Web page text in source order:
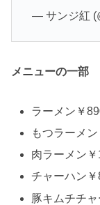
— サンジ紅
メニューの一部
ラーメン￥
もつラーメ
肉ラーメン￥
チャーハン￥
豚キムチチ